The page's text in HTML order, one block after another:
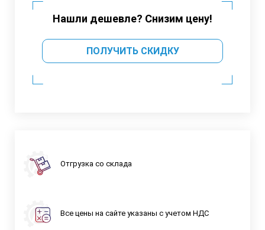
Нашли дешевле? Снизим цену!
ПОЛУЧИТЬ СКИДКУ
Отгрузка со склада
Все цены на сайте указаны с учетом НДС